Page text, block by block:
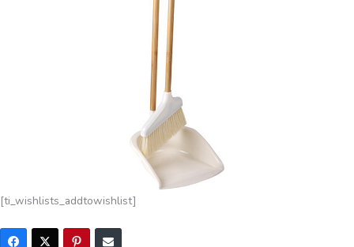
[ti_wishlists_addtowishlist]